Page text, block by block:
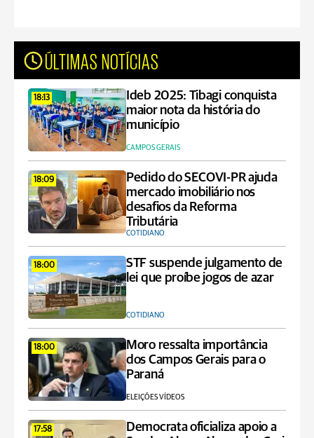
ÚLTIMAS NOTÍCIAS
18:13
Ideb 2025: Tibagi conquista
maior nota da história do
município
CAMPOS GERAIS
18:09
Pedido do SECOVI-PR ajuda
mercado imobiliário nos
desafios da Reforma
Tributária
COTIDIANO
18:00
STF suspende julgamento de
lei que proíbe jogos de azar
COTIDIANO
18:00
Moro ressalta importância
dos Campos Gerais para o
Paraná
ELEIÇÕES VÍDEOS
17:58
Democrata oficializa apoio a